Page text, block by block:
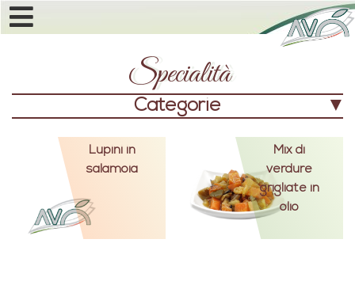
Specialità
Categorie
Lupini in
salamoia
Mix di
verdure
grigliate in
olio